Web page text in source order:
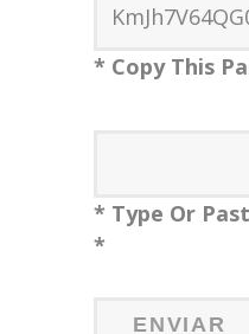
* Copy This
* Type Or
*